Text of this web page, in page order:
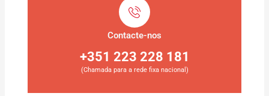
Contacte-nos
+351 223 228 181
(Chamada para a rede fixa nacional)